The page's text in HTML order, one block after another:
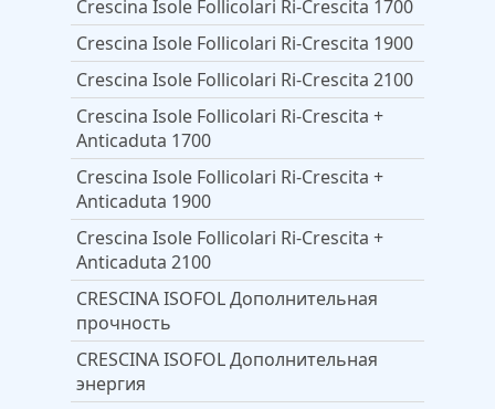
Crescina Isole Follicolari Ri-Crescita 1700
Crescina Isole Follicolari Ri-Crescita 1900
Crescina Isole Follicolari Ri-Crescita 2100
Crescina Isole Follicolari Ri-Crescita +
Anticaduta 1700
Crescina Isole Follicolari Ri-Crescita +
Anticaduta 1900
Crescina Isole Follicolari Ri-Crescita +
Anticaduta 2100
CRESCINA ISOFOL Дополнительная
прочность
CRESCINA ISOFOL Дополнительная
энергия